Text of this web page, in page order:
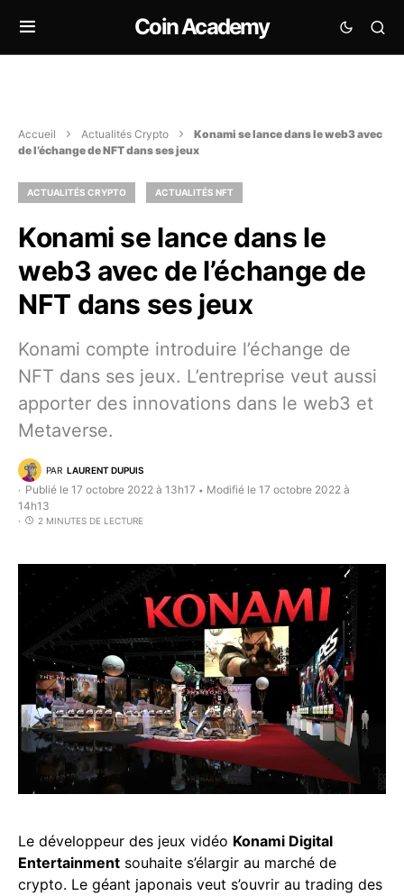
Coin Academy
Accueil Actualités Crypto
Konami se lance dans le web3 avec
de l’échange de NFT dans ses jeux
ACTUALITÉS CRYPTO ACTUALITÉS NFT
Konami se lance dans le
web3 avec de l’échange de
NFT dans ses jeux
Konami compte introduire l’échange de
NFT dans ses jeux. L’entreprise veut aussi
apporter des innovations dans le web3 et
Metaverse.
PAR LAURENT DUPUIS
Publié le 17 octobre 2022 à 13h17 • Modifié le 17 octobre 2022 à
14h13
2 MINUTES DE LECTURE
Le développeur des jeux vidéo Konami Digital
Entertainment souhaite s’élargir au marché de
crypto. Le géant japonais veut s’ouvrir au trading des